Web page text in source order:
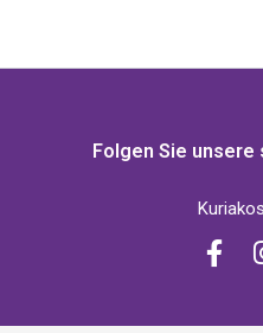
Folgen Sie